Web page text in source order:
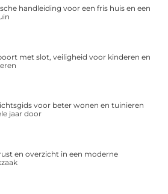
handleiding voor een fris huis en een
met slot, veiligheid voor kinderen en
voor beter wonen en tuinieren
jaar door
en overzicht in een moderne